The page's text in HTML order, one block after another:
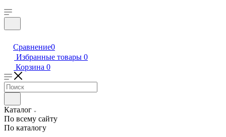
Сравнение0
Избранные товары 0
Корзина 0
Каталог
По всему сайту
По каталогу